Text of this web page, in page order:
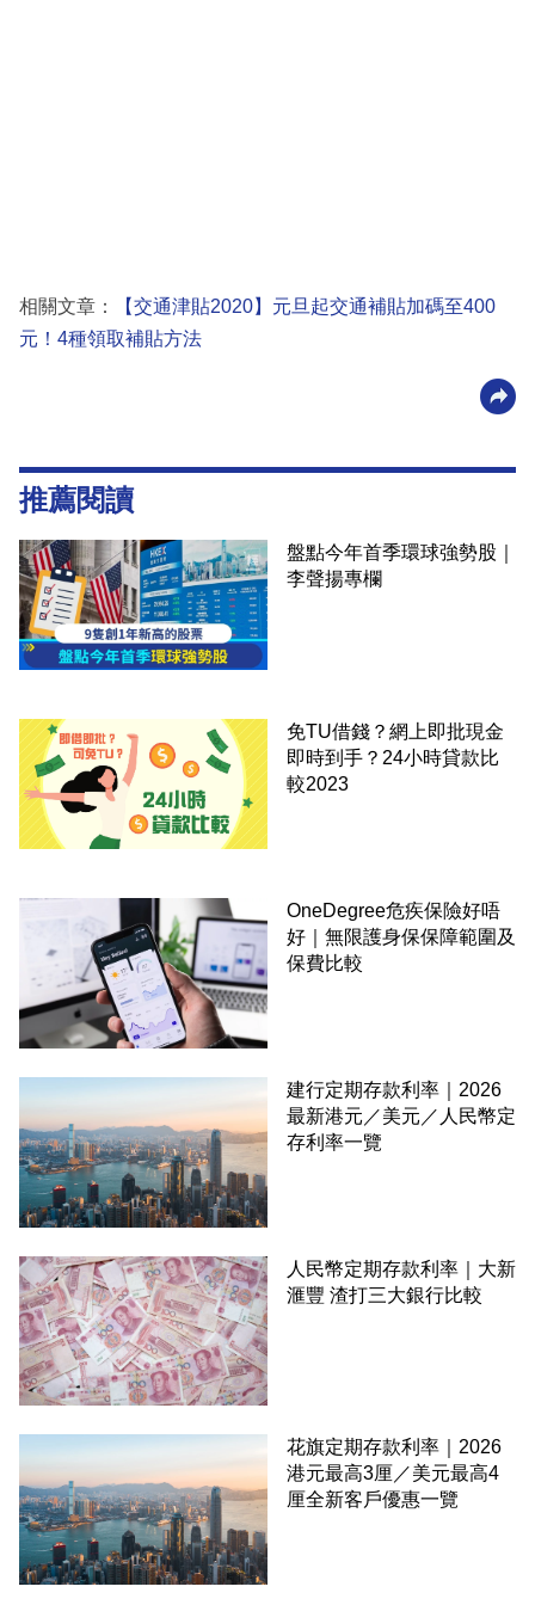
相關文章：
【交通津貼2020】元旦起交通補貼加碼至400
元！4種領取補貼方法
推薦閱讀
盤點今年首季環球強勢股｜
李聲揚專欄
免TU借錢？網上即批現金
即時到手？24小時貸款比
較2023
OneDegree危疾保險好唔
好｜無限護身保保障範圍及
保費比較
建行定期存款利率｜2026
最新港元／美元／人民幣定
存利率一覽
人民幣定期存款利率｜大新
滙豐 渣打三大銀行比較
花旗定期存款利率｜2026
港元最高3厘／美元最高4
厘全新客戶優惠一覽